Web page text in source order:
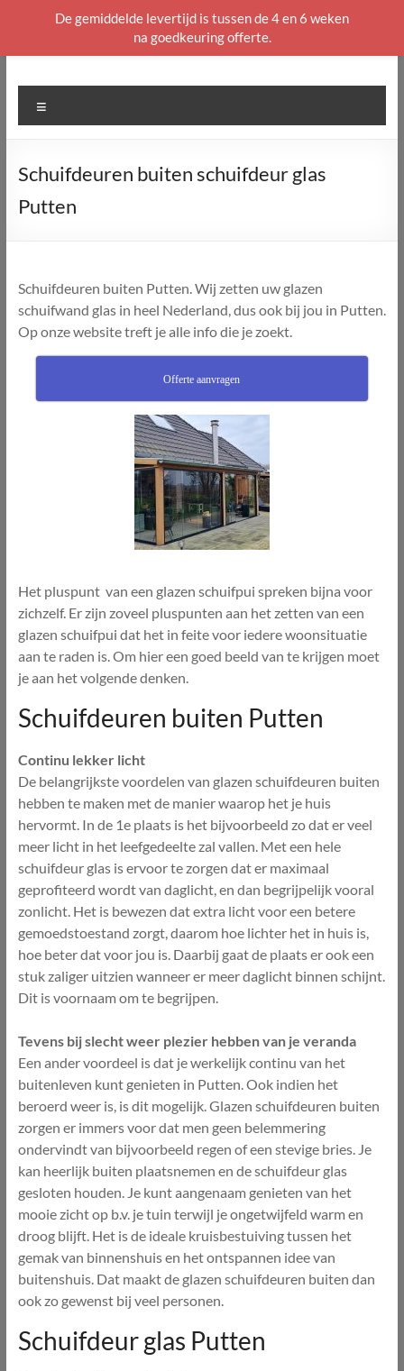
naar
Schuifdeuren buiten schuifdeur glas
Putten
Schuifdeuren buiten Putten. Wij zetten uw glazen
schuifwand glas in heel Nederland, dus ook bij jou in Putten.
Op onze website treft je alle info die je zoekt.
Offerte aanvragen
Het pluspunt van een glazen schuifpui spreken bijna voor
zichzelf. Er zijn zoveel pluspunten aan het zetten van een
glazen schuifpui dat het in feite voor iedere woonsituatie
aan te raden is. Om hier een goed beeld van te krijgen moet
je aan het volgende denken.
Schuifdeuren buiten Putten
Continu lekker licht
De belangrijkste voordelen van glazen schuifdeuren buiten
hebben te maken met de manier waarop het je huis
hervormt. In de 1e plaats is het bijvoorbeeld zo dat er veel
meer licht in het leefgedeelte zal vallen. Met een hele
schuifdeur glas is ervoor te zorgen dat er maximaal
geprofiteerd wordt van daglicht, en dan begrijpelijk vooral
zonlicht. Het is bewezen dat extra licht voor een betere
gemoedstoestand zorgt, daarom hoe lichter het in huis is,
hoe beter dat voor jou is. Daarbij gaat de plaats er ook een
stuk zaliger uitzien wanneer er meer daglicht binnen schijnt.
Dit is voornaam om te begrijpen.
Tevens bij slecht weer plezier hebben van je veranda
Een ander voordeel is dat je werkelijk continu van het
buitenleven kunt genieten in Putten. Ook indien het
beroerd weer is, is dit mogelijk. Glazen schuifdeuren buiten
zorgen er immers voor dat men geen belemmering
ondervindt van bijvoorbeeld regen of een stevige bries. Je
kan heerlijk buiten plaatsnemen en de schuifdeur glas
gesloten houden. Je kunt aangenaam genieten van het
mooie zicht op b.v. je tuin terwijl je ongetwijfeld warm en
droog blijft. Het is de ideale kruisbestuiving tussen het
gemak van binnenshuis en het ontspannen idee van
buitenshuis. Dat maakt de glazen schuifdeuren buiten dan
ook zo gewenst bij veel personen.
Schuifdeur glas Putten
De gemiddelde levertijd is tussen de 4 en 6 weken
na goedkeuring offerte.